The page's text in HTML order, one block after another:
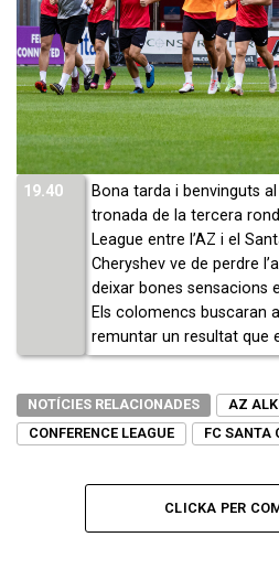
19.40
Bona tarda i benvinguts
tronada de la tercera
League entre l’AZ i el
Cheryshev ve de perdre
deixar bones sensacions
Els colomencs buscaran
remuntar un resultat que
NOTÍCIES RELACIONADES
AZ
CONFERENCE LEAGUE
FC SANTA
CLICKA PER